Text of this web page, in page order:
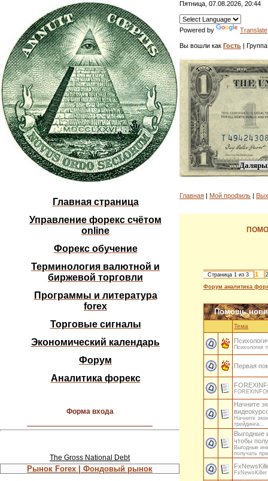
Главная страница
Управление форекс счётом
online
Форекс обучение
Терминология валютной и
биржевой торговли
Программы и литература
forex
Торговые сигналы
Экономический календарь
Форум
Аналитика форекс
Форма входа
The Gross National Debt
Рынок Forex | Фондовый рынок
Пятница, 07.08.2026, 20:44
Powered by Translate
Вы вошли как Гость |
Главная | Мой профиль |
Страница 1 из 3 1
2
Форум аналитика
Помощь
Тема
Психология
Первая
Начните
Начните
трейдинга...
Выгодные
чтобы
Выгодные
получать
FxNewsKiller